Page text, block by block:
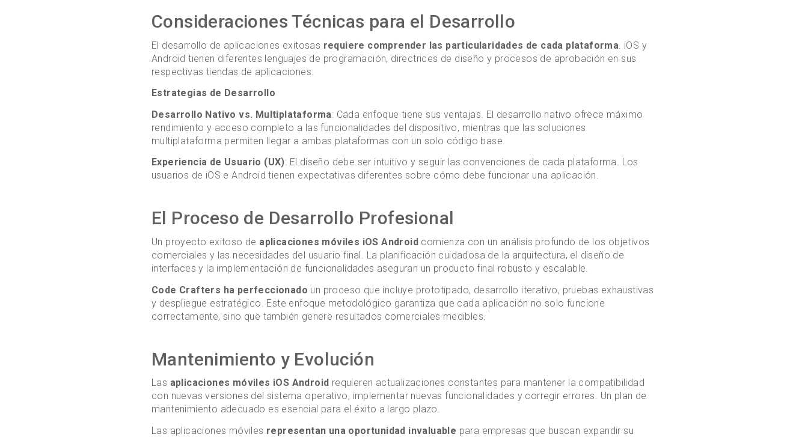
Consideraciones Técnicas para el Desarrollo
El desarrollo de aplicaciones exitosas requiere comprender las particularidades de cada plataforma . iOS y
Android tienen diferentes lenguajes de programación, directrices de diseño y procesos de aprobación en sus
respectivas tiendas de aplicaciones.
Estrategias de Desarrollo
Desarrollo Nativo vs. Multiplataforma: Cada enfoque tiene sus ventajas. El desarrollo nativo ofrece máximo
rendimiento y acceso completo a las funcionalidades del dispositivo, mientras que las soluciones
multiplataforma permiten llegar a ambas plataformas con un solo código base.
Experiencia de Usuario (UX): El diseño debe ser intuitivo y seguir las convenciones de cada plataforma. Los
usuarios de iOS e Android tienen expectativas diferentes sobre cómo debe funcionar una aplicación.
El Proceso de Desarrollo Profesional
Un proyecto exitoso de aplicaciones móviles iOS Android comienza con un análisis profundo de los objetivos
comerciales y las necesidades del usuario final. La planificación cuidadosa de la arquitectura, el diseño de
interfaces y la implementación de funcionalidades aseguran un producto final robusto y escalable.
Code Crafters ha perfeccionado un proceso que incluye prototipado, desarrollo iterativo, pruebas exhaustivas
y despliegue estratégico. Este enfoque metodológico garantiza que cada aplicación no solo funcione
correctamente, sino que también genere resultados comerciales medibles.
Mantenimiento y Evolución
Las aplicaciones móviles iOS Android requieren actualizaciones constantes para mantener la compatibilidad
con nuevas versiones del sistema operativo, implementar nuevas funcionalidades y corregir errores. Un plan de
mantenimiento adecuado es esencial para el éxito a largo plazo.
Las aplicaciones móviles representan una oportunidad invaluable para empresas que buscan expandir su